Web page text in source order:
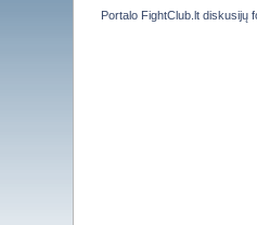
Portalo FightClub.lt diskusijų